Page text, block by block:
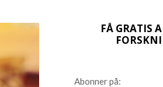
FÅ GRATIS
Abonner på: